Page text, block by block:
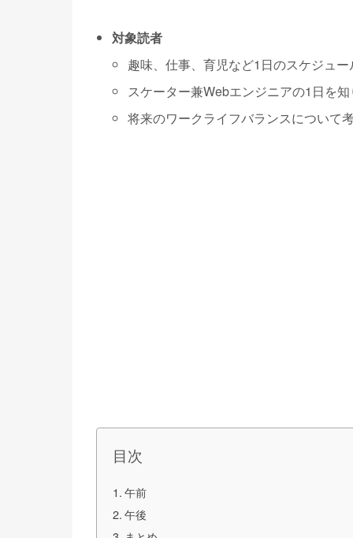
対象読者
趣味、仕事、育児など1日のスケジュ
スケーター兼Webエンジニアの1日を
将来のワークライフバランスについて
目次
午前
午後